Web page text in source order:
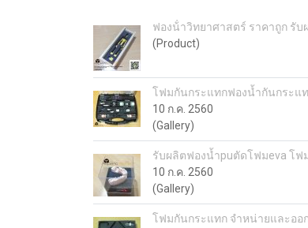
ฟองน้ําวิทยาศาสตร์ ราคาถูก รั
(Product)
โฟมกันกระแทกฟองน้ำกันกระแ
10 ก.ค. 2560
(Gallery)
รับผลิตฟองน้ำpuตัดโฟมeva โ
10 ก.ค. 2560
(Gallery)
โฟมกันกระแทก จำหน่ายและออ